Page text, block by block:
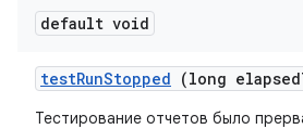
default void
testRunStopped (long elapsed
Тестирование отчетов было